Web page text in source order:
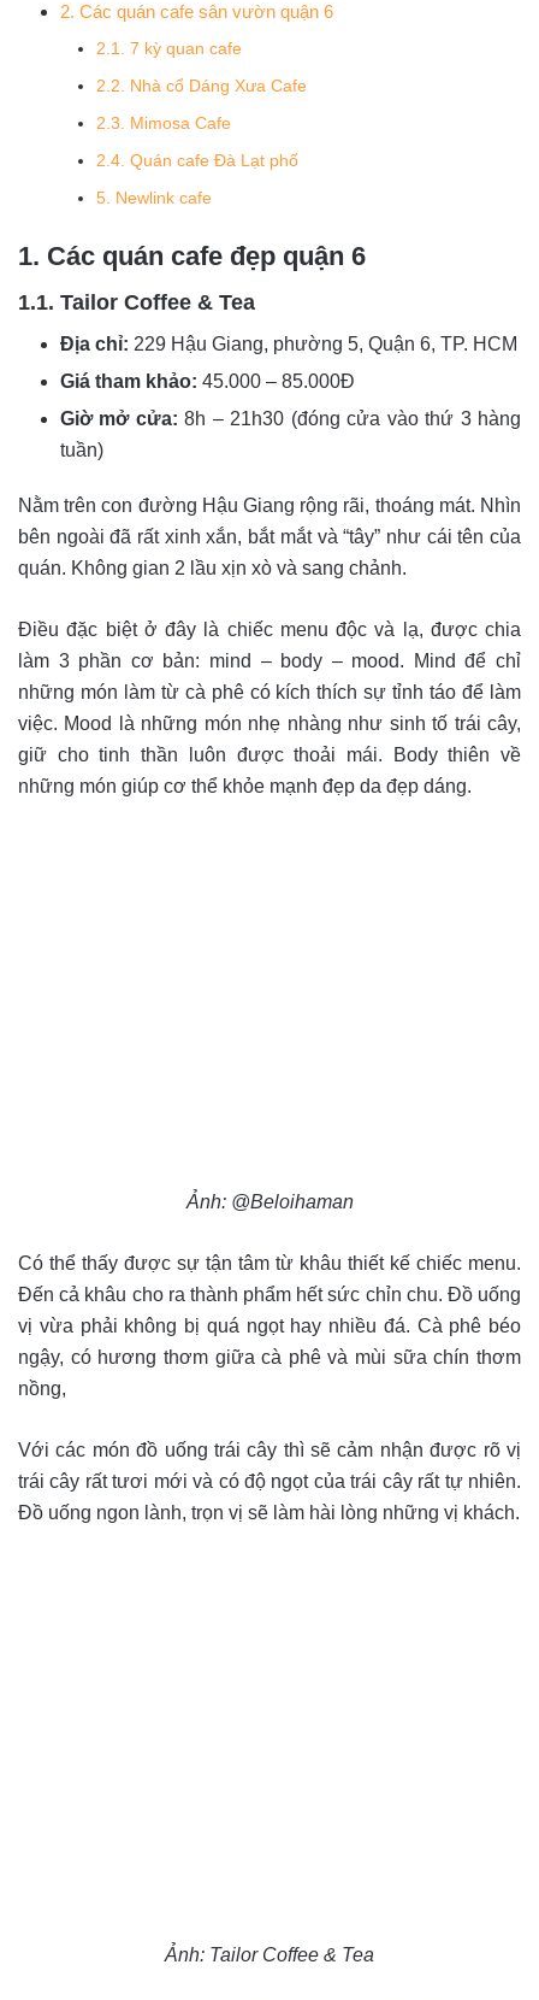
2. Các quán cafe sân vườn quận 6
2.1. 7 kỳ quan cafe
2.2. Nhà cổ Dáng Xưa Cafe
2.3. Mimosa Cafe
2.4. Quán cafe Đà Lạt phố
5. Newlink cafe
1. Các quán cafe đẹp quận 6
1.1. Tailor Coffee & Tea
Địa chỉ: 229 Hậu Giang, phường 5, Quận 6, TP. HCM
Giá tham khảo: 45.000 – 85.000Đ
Giờ mở cửa: 8h – 21h30 (đóng cửa vào thứ 3 hàng
tuần)
Nằm trên con đường Hậu Giang rộng rãi, thoáng mát. Nhìn
bên ngoài đã rất xinh xắn, bắt mắt và “tây” như cái tên của
quán. Không gian 2 lầu xịn xò và sang chảnh.
Điều đặc biệt ở đây là chiếc menu độc và lạ, được chia
làm 3 phần cơ bản: mind – body – mood. Mind để chỉ
những món làm từ cà phê có kích thích sự tỉnh táo để làm
việc. Mood là những món nhẹ nhàng như sinh tố trái cây,
giữ cho tinh thần luôn được thoải mái. Body thiên về
những món giúp cơ thể khỏe mạnh đẹp da đẹp dáng.
Ảnh: @Beloihaman
Có thể thấy được sự tận tâm từ khâu thiết kế chiếc menu.
Đến cả khâu cho ra thành phẩm hết sức chỉn chu. Đồ uống
vị vừa phải không bị quá ngọt hay nhiều đá. Cà phê béo
ngậy, có hương thơm giữa cà phê và mùi sữa chín thơm
nồng,
Với các món đồ uống trái cây thì sẽ cảm nhận được rõ vị
trái cây rất tươi mới và có độ ngọt của trái cây rất tự nhiên.
Đồ uống ngon lành, trọn vị sẽ làm hài lòng những vị khách.
Ảnh: Tailor Coffee & Tea